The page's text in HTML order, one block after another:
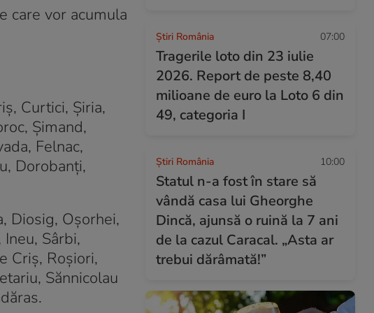
care vor acumula
Curtici, Șiria,
Șimand,
Felnac,
Dorobanți,
Diosig, Oșorhei,
Sârbi,
Criș, Roșiori,
Sănnicolau
Știri România 07:00
Tragerile loto din 23 iulie
2026. Report de peste 8,40
milioane de euro la Loto 6 din
49, categoria I
Știri România 10:00
Statul n-a fost în stare să
vândă casa lui Gheorghe
Dincă, ajunsă o ruină la 7 ani
de la cazul Caracal. „Asta ar
trebui dărâmată!”